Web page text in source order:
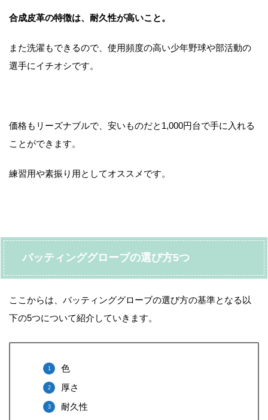
合成皮革の特徴は、耐久性が高いこと。
また洗濯もできるので、使用頻度の高い少年野球や部活動の
選手にイチオシです。
価格もリーズナブルで、安いものだと1,000円台で手に入れる
ことができます。
練習用や素振り用としてオススメです。
バッティンググローブの選び方5つ
ここからは、バッティンググローブの選び方の基準となる以
下の5つについて紹介していきます。
色
厚さ
耐久性